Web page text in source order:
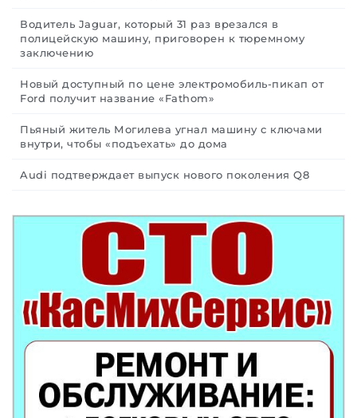
Водитель Jaguar, который 31 раз врезался в
полицейскую машину, приговорен к тюремному
заключению
Новый доступный по цене электромобиль-пикап от
Ford получит название «Fathom»
Пьяный житель Могилева угнал машину с ключами
внутри, чтобы «подъехать» до дома
Audi подтверждает выпуск нового поколения Q8